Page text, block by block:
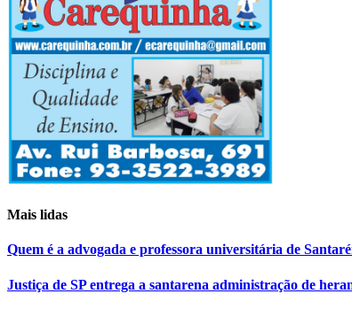
Mais lidas
Quem é a advogada e professora universitária de
Justiça de SP entrega a santarena administração de